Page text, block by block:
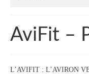
Nos couleurs
AviFit –
L’AVIFIT : L’AVIRON